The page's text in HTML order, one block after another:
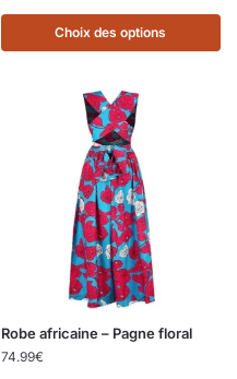
Choix des options
Robe africaine – Pagne floral
74.99€